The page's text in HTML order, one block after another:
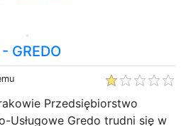
GREDO
Przedsiębiorstwo
Usługowe Gredo trudni się w